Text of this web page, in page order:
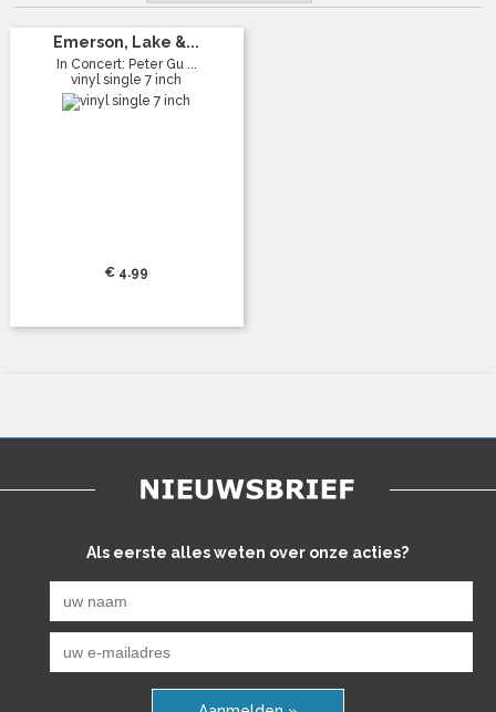
Emerson, Lake &...
In Concert: Peter Gu ...
vinyl single 7 inch
€ 4.99
Als eerste alles weten over onze acties?